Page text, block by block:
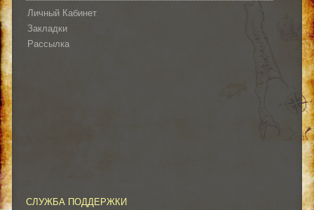
Личный Кабинет
Закладки
Рассылка
СЛУЖБА ПОДДЕРЖКИ